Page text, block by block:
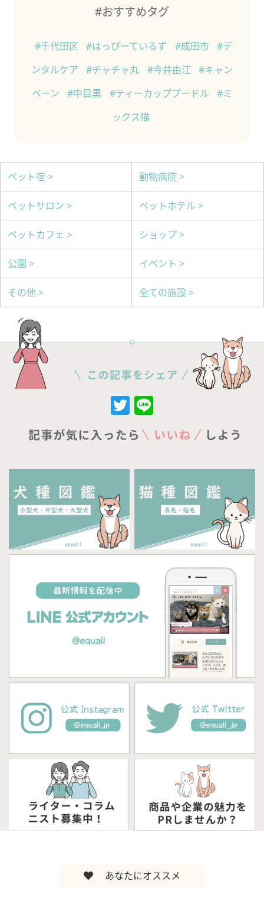
#おすすめタグ
#千代田区 #はっぴーているず #成田市
#デ
ンタルケア
#チャチャ丸 #今井由江
#キャン
ペーン
#中目黒 #ティーカッププードル
#ミ
ックス猫
ペット宿 > 動物病院 >
ペットサロン > ペットホテル >
ペットカフェ > ショップ >
公園 > イベント >
その他 > 全ての施設 >
Twitter
あなたにオススメ